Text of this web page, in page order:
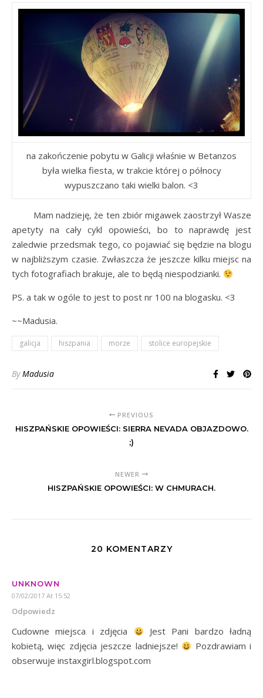
na zakończenie pobytu w Galicji właśnie w Betanzos
była wielka fiesta, w trakcie której o północy
wypuszczano taki wielki balon. <3
Mam nadzieję, że ten zbiór migawek zaostrzył Wasze
apetyty na cały cykl opowieści, bo to naprawdę jest
zaledwie przedsmak tego, co pojawiać się będzie na blogu
w najbliższym czasie. Zwłaszcza że jeszcze kilku miejsc na
tych fotografiach brakuje, ale to będą niespodzianki.
PS. a tak w ogóle to jest to post nr 100 na blogasku. <3
~~Madusia.
galicja hiszpania morze stolice europejskie
ByMadusia
PREVIOUS
HISZPAŃSKIE OPOWIEŚCI: SIERRA NEVADA OBJAZDOWO.
;)
NEWER
HISZPAŃSKIE OPOWIEŚCI: W CHMURACH.
20 KOMENTARZY
UNKNOWN
07/02/2017 At 15:52
Odpowiedz
Cudowne miejsca i zdjęcia
Jest Pani bardzo ładną
kobietą, więc zdjęcia jeszcze ladniejsze!
Pozdrawiam i
obserwuje instaxgirl.blogspot.com